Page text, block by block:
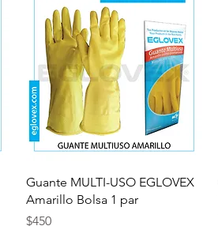
Vista rápida
Guante MULTI-USO EGLOVEX
Amarillo Bolsa 1 par
Precio
$450